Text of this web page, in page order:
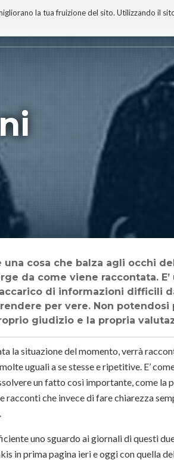
la tua fruizione del sito. Utilizzando il
I MIEI LIBRI PROGETTO
da come viene raccontata.
di informazioni difficili
per vere. Non
giudizio e la propria
la situazione del momento, verrà
uguali a se stesse e ripetitive. E’
un fatto così importante, come la
racconti che invece di fare chiarezza
uno sguardo ai giornali di questi
in prima pagina ieri e oggi con quella